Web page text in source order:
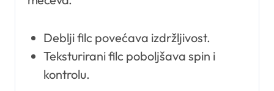
Deblji filc povećava izdržljivost.
Teksturirani filc poboljšava spin i
kontrolu.